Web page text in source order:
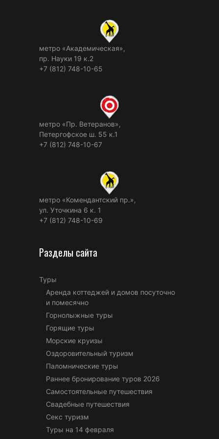
метро «Академическая»,
пр. Науки 19 к.2
+7 (812) 748-10-65
метро «Пр. Ветеранов»,
Петергофское ш. 55 к.1
+7 (812) 748-10-67
метро «Комендантский пр.»,
ул. Уточкина 6 к. 1
+7 (812) 748-10-69
Разделы сайта
Туры
Аренда коттеджей и домов посуточно
и помесячно
Горнолыжные туры
Горящие туры
Морские круизы
Оздоровительный туризм
Паломнические туры
Раннее бронирование туров 2026
Самостоятельные путешествия
Свадебные путешествия
Секс туризм
Туры на 14 февраля